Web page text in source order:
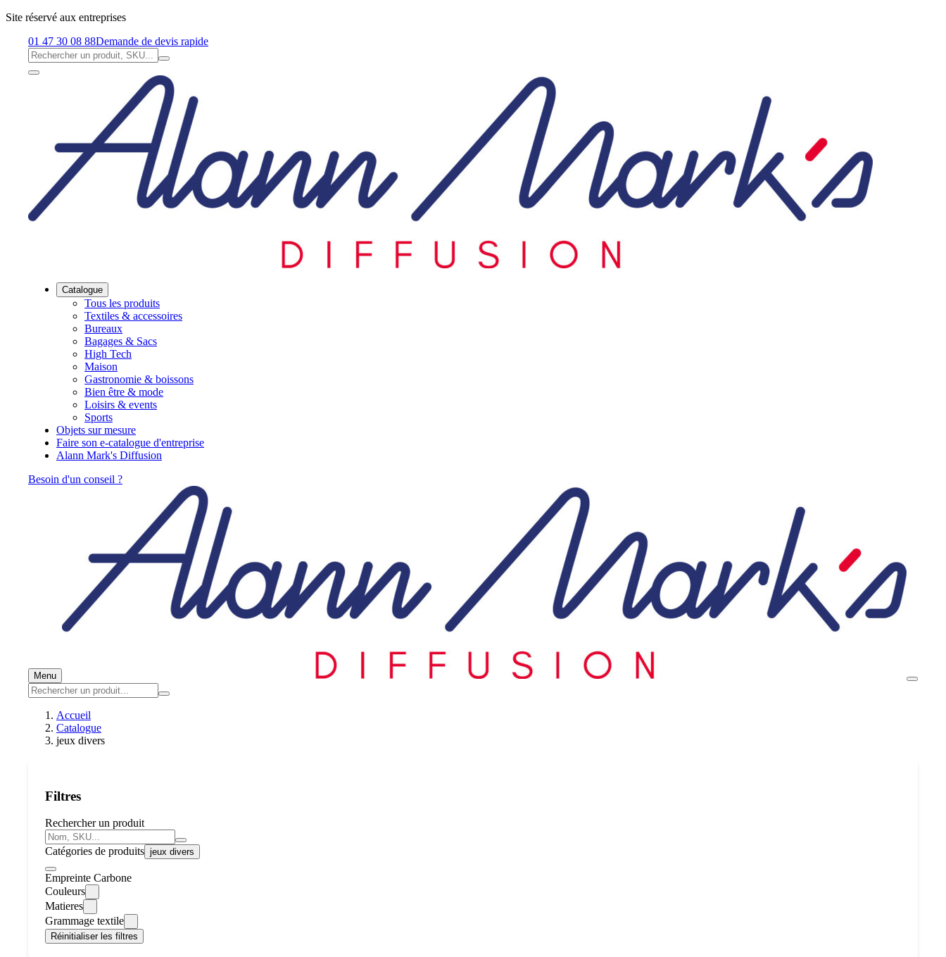
Site réservé aux entreprises
01 47 30 08 88Demande de devis rapide
Catalogue
Tous les produits
Textiles & accessoires
Bureaux
Bagages & Sacs
High Tech
Maison
Gastronomie & boissons
Bien être & mode
Loisirs & events
Sports
Objets sur mesure
Faire son e-catalogue d'entreprise
Alann Mark's Diffusion
Besoin d'un conseil ?
Menu
Accueil
Catalogue
jeux divers
Filtres
Rechercher un produit
Catégories de produits jeux divers
Empreinte Carbone
Couleurs
Matieres
Grammage textile
Réinitialiser les filtres